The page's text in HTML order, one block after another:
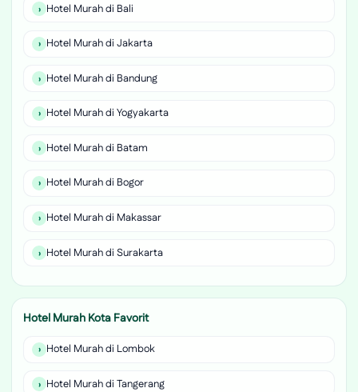
Hotel Murah di Bali
Hotel Murah di Jakarta
Hotel Murah di Bandung
Hotel Murah di Yogyakarta
Hotel Murah di Batam
Hotel Murah di Bogor
Hotel Murah di Makassar
Hotel Murah di Surakarta
Hotel Murah Kota Favorit
Hotel Murah di Lombok
Hotel Murah di Tangerang